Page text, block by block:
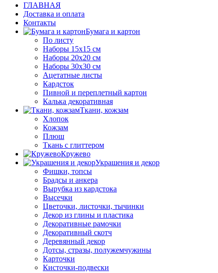
ГЛАВНАЯ
Доставка и оплата
Контакты
Бумага и картон
По листу
Наборы 15х15 см
Наборы 20х20 см
Наборы 30х30 см
Ацетатные листы
Кардсток
Пивной и переплетный картон
Калька декоративная
Ткани, кожзам
Хлопок
Кожзам
Плюш
Ткань с глиттером
Кружево
Украшения и декор
Фишки, топсы
Брадсы и анкера
Вырубка из кардстока
Высечки
Цветочки, листочки, тычинки
Декор из глины и пластика
Декоративные рамочки
Декоративный скотч
Деревянный декор
Дотсы, стразы, полужемчужины
Карточки
Кисточки-подвески